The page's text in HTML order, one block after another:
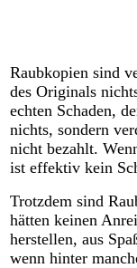
Raubkopien sind
des Originals
echten Schaden,
nichts, sondern
nicht bezahlt.
ist effektiv kein
Trotzdem sind
hätten keinen
herstellen, aus
wenn hinter